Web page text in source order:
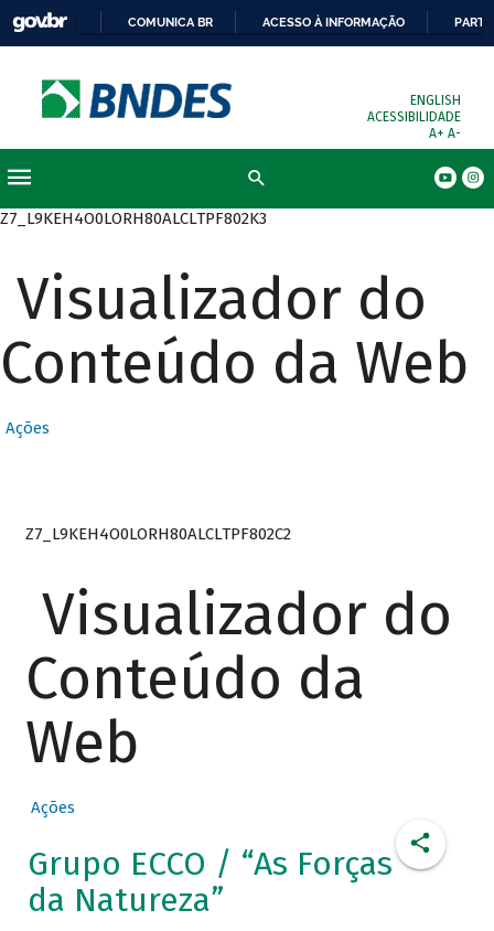
COMUNICA BR ACESSO À INFORMAÇÃO
ENGLISH
ACESSIBILIDADE
A+ A-
Z7_L9KEH4O0LORH80ALCLTPF802K3
Visualizador do
Conteúdo da Web
Ações
Z7_L9KEH4O0LORH80ALCLTPF802C2
Visualizador do
Conteúdo da
Web
Ações
Grupo ECCO / “As Forças
da Natureza”